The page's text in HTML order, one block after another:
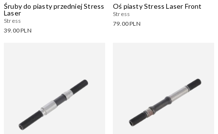
Śruby do piasty przedniej Stress
Laser
Stress
39.00 PLN
Oś piasty Stress Laser Front
Stress
79.00 PLN